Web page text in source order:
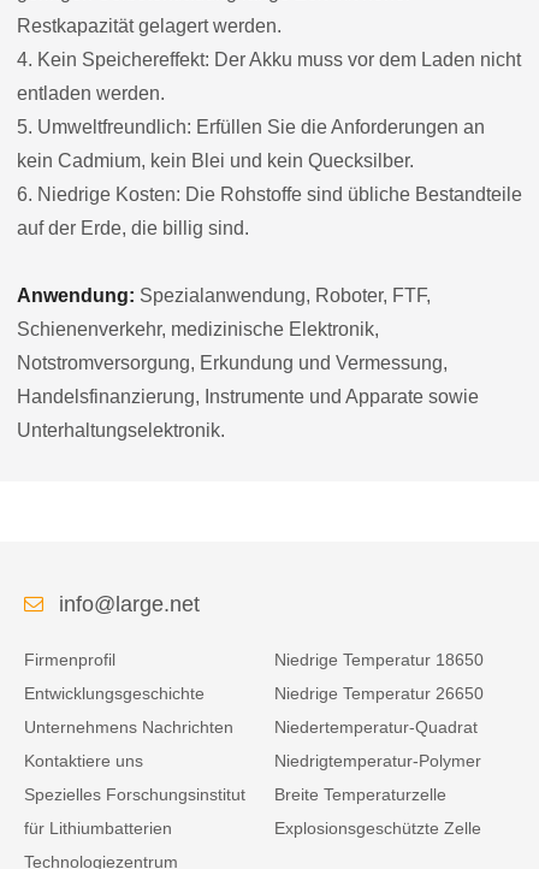
Restkapazität gelagert werden.
4. Kein Speichereffekt: Der Akku muss vor dem Laden nicht
entladen werden.
5. Umweltfreundlich: Erfüllen Sie die Anforderungen an
kein Cadmium, kein Blei und kein Quecksilber.
6. Niedrige Kosten: Die Rohstoffe sind übliche Bestandteile
auf der Erde, die billig sind.
Anwendung: Spezialanwendung, Roboter, FTF,
Schienenverkehr, medizinische Elektronik,
Notstromversorgung, Erkundung und Vermessung,
Handelsfinanzierung, Instrumente und Apparate sowie
Unterhaltungselektronik.
info@large.net
Firmenprofil
Entwicklungsgeschichte
Unternehmens Nachrichten
Kontaktiere uns
Spezielles Forschungsinstitut
für Lithiumbatterien
Technologiezentrum
Niedrige Temperatur 18650
Niedrige Temperatur 26650
Niedertemperatur-Quadrat
Niedrigtemperatur-Polymer
Breite Temperaturzelle
Explosionsgeschützte Zelle